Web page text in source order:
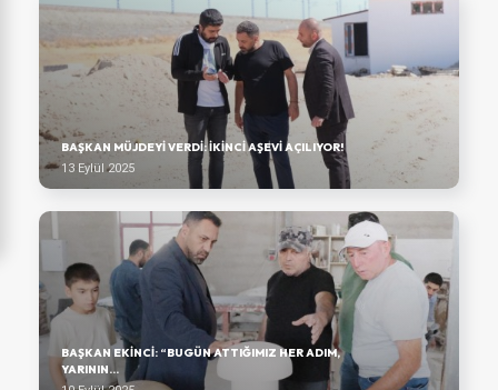
BAŞKAN MÜJDEYI VERDI: İKINCI AŞEVI AÇILIYOR!
13 Eylül 2025
BAŞKAN EKINCI: “BUGÜN ATTIĞIMIZ HER ADIM,
YARININ...